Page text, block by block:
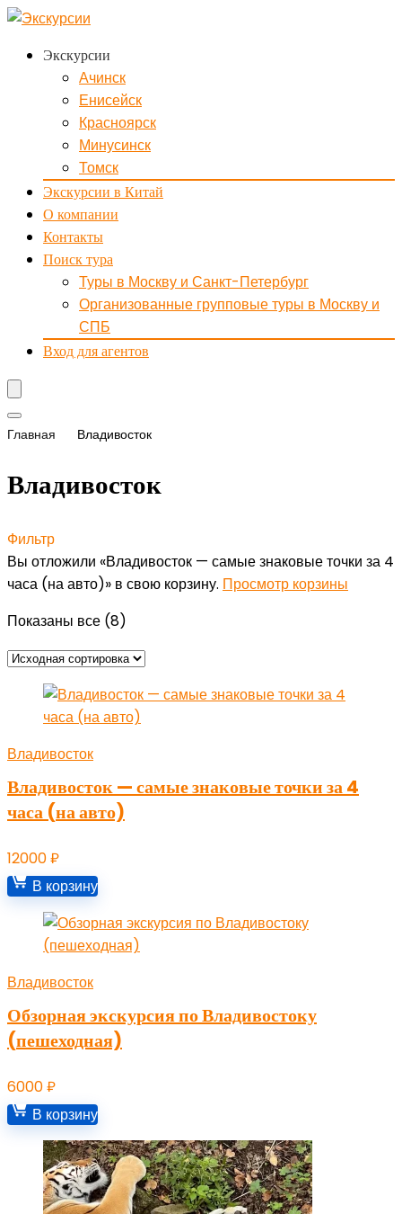
Экскурсии
Ачинск
Енисейск
Красноярск
Минусинск
Томск
Экскурсии в Китай
О компании
Контакты
Поиск тура
Туры в Москву и Санкт-Петербург
Организованные групповые туры в Москву и
СПБ
Вход для агентов
Главная Владивосток
Владивосток
Фильтр
Вы отложили «Владивосток — самые знаковые точки за 4
часа (на авто)» в свою корзину. Просмотр корзины
Показаны все (8)
Владивосток
Владивосток — самые знаковые точки за 4
часа (на авто)
12000₽
В корзину
Владивосток
Обзорная экскурсия по Владивостоку
(пешеходная)
6000₽
В корзину